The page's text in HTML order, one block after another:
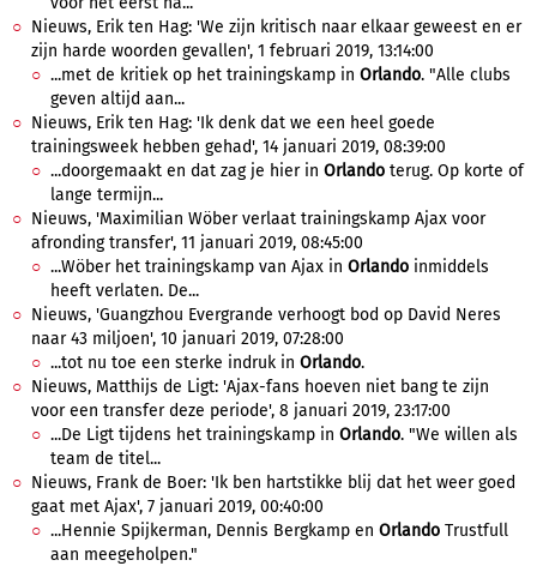
Nieuws, Erik ten Hag: 'We zijn kritisch naar elkaar geweest en er
zijn harde woorden gevallen', 1 februari 2019, 13:14:00
...met de kritiek op het trainingskamp in Orlando. "Alle clubs
geven altijd aan...
Nieuws, Erik ten Hag: 'Ik denk dat we een heel goede
trainingsweek hebben gehad', 14 januari 2019, 08:39:00
...doorgemaakt en dat zag je hier in Orlando terug. Op korte of
lange termijn...
Nieuws, 'Maximilian Wöber verlaat trainingskamp Ajax voor
afronding transfer', 11 januari 2019, 08:45:00
...Wöber het trainingskamp van Ajax in Orlando inmiddels
heeft verlaten. De...
Nieuws, 'Guangzhou Evergrande verhoogt bod op David Neres
naar 43 miljoen', 10 januari 2019, 07:28:00
...tot nu toe een sterke indruk in Orlando.
Nieuws, Matthijs de Ligt: 'Ajax-fans hoeven niet bang te zijn
voor een transfer deze periode', 8 januari 2019, 23:17:00
...De Ligt tijdens het trainingskamp in Orlando. "We willen als
team de titel...
Nieuws, Frank de Boer: 'Ik ben hartstikke blij dat het weer goed
gaat met Ajax', 7 januari 2019, 00:40:00
...Hennie Spijkerman, Dennis Bergkamp en Orlando Trustfull
aan meegeholpen."